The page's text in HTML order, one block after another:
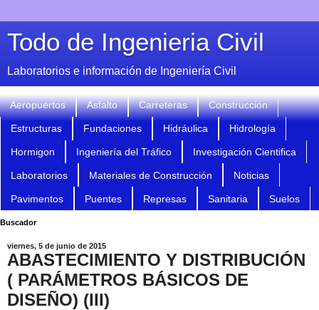
Todo de Ingenieria Civil
Laboratorios e información de Ingeniería Civil
Aeropuertos Asfalto Carreteras Construcción
Estructuras Fundaciones Hidráulica Hidrología
Hormigon Ingeniería del Tráfico Investigación Cientifica
Laboratorios Materiales de Construcción Noticias
Pavimentos Puentes Represas Sanitaria Suelos
Buscador
viernes, 5 de junio de 2015
ABASTECIMIENTO Y DISTRIBUCIÓN
( PARÁMETROS BÁSICOS DE
DISEÑO) (III)